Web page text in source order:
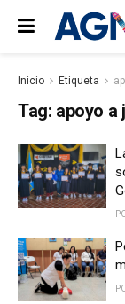
Inicio Etiqueta
Tag: apoyo a